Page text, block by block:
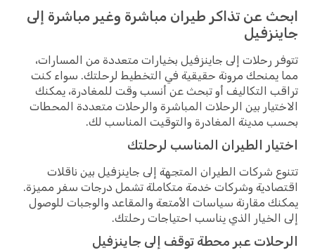
ابحث عن تذاكر طيران مباشرة وغير مباشرة إلى
جاينزفيل
تتوفر رحلات إلى جاينزفيل بخيارات متعددة من المسارات،
مما يمنحك مرونة حقيقية في التخطيط لرحلتك. سواء كنت
تراقب التكاليف أو تبحث عن أنسب وقت للمغادرة، يمكنك
الاختيار بين الرحلات المباشرة والرحلات متعددة المحطات
بحسب مدينة المغادرة والتوقيت المناسب لك.
اختيار الطيران المناسب لرحلتك
تتنوع شركات الطيران المتجهة إلى جاينزفيل بين ناقلات
اقتصادية وشركات خدمة متكاملة تشمل درجات سفر مميزة.
يمكنك مقارنة سياسات الأمتعة والمقاعد والوجبات للوصول
إلى الخيار الذي يناسب احتياجات رحلتك.
الرحلات عبر محطة توقف إلى جاينزفيل